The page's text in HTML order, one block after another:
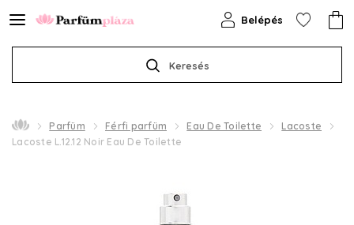
Keresés
Belépés
Parfüm Férfi parfüm Eau De Toilette
Lacoste
Lacoste L.12.12 Noir Eau De Toilette